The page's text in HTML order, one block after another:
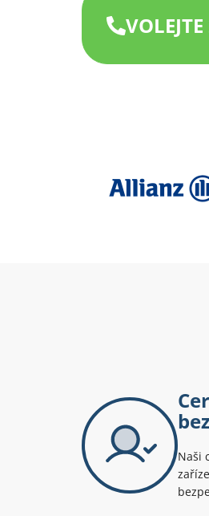
Naši